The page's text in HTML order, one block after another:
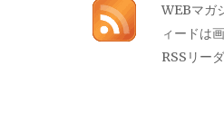
WEBマガ
ィードは
RSSリー